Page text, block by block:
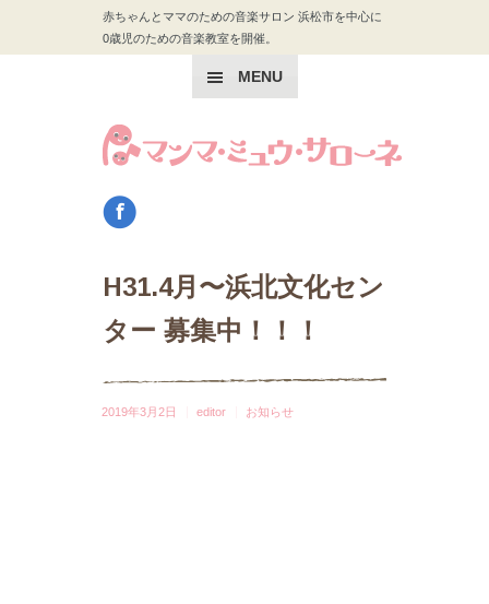
赤ちゃんとママのための音楽サロン 浜松市を中心に
0歳児のための音楽教室を開催。
MENU
H31.4月〜浜北文化セン
ター 募集中！！！
2019年3月2日 editor お知らせ